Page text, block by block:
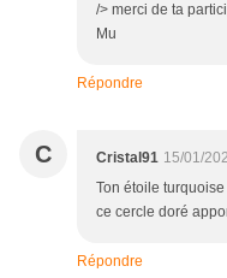
/> merci de ta
Mu
Répondre
C Cristal91 15/01/
Ton étoile
ce cercle doré
Répondre